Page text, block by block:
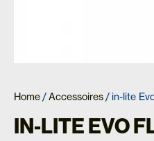
Home /Accessoires / in-lite
IN-LITE EVO